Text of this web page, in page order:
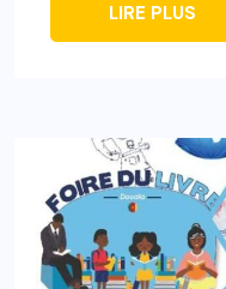
LIRE PLUS